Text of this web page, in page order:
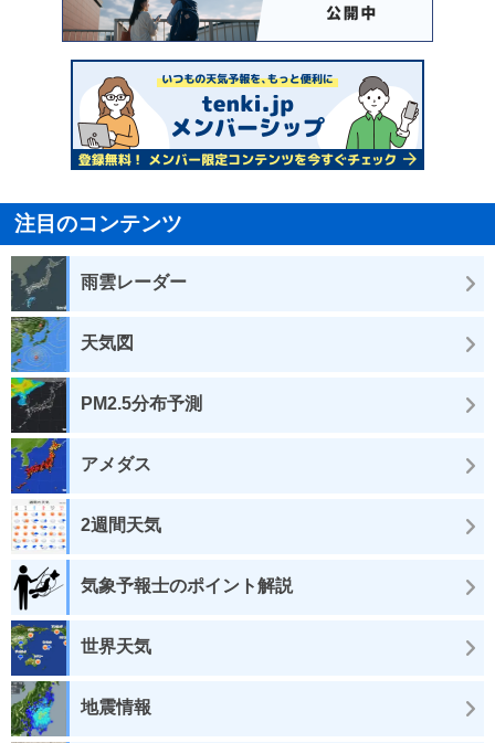
注目のコンテンツ
雨雲レーダー
天気図
PM2.5分布予測
アメダス
2週間天気
気象予報士のポイント解説
世界天気
地震情報